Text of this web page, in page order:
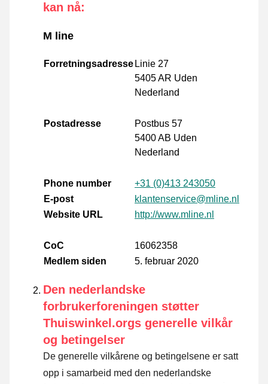
kan nå:
M line
Forretningsadresse Linie 27
5405 AR Uden
Nederland
Postadresse
Postbus 57
5400 AB Uden
Nederland
Phone number
+31 (0)413 243050
E-post
klantenservice@mline.nl
Website URL
http://www.mline.nl
CoC
16062358
Medlem siden
5. februar 2020
Den nederlandske
forbrukerforeningen støtter
Thuiswinkel.orgs generelle vilkår
og betingelser
De generelle vilkårene og betingelsene er satt
opp i samarbeid med den nederlandske